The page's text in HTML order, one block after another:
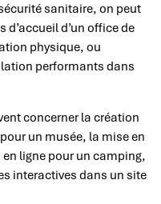
sanitaire, on peut
d’un office de
physique, ou
performants dans
concerner la création
un musée, la mise en
en ligne pour un camping,
interactives dans un site